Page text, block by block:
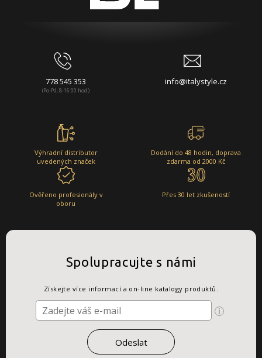
778 545 353
(Po-Pá, 8-16:00 hod.)
info@italystyle.cz
Výhradní distributor
uvedených značek
Dodání do 48 hodin, doprava
zdarma od 2000 Kč
Ověřeno profesionály v
oboru
Přes 30 let zkušeností
Spolupracujte s námi
Získejte více informací a on-line katalogy produktů.